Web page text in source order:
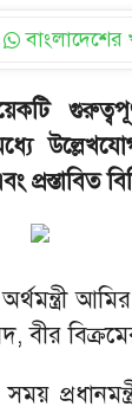
প্রস্তাবিত
বীর